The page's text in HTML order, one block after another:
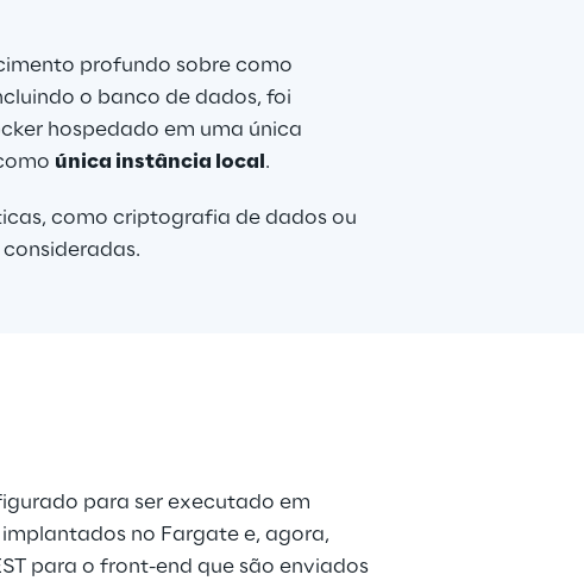
mais
profundo sobre como
o banco de dados, foi
hospedado em uma única
única instância local .
como criptografia de dados ou
para ser executado em
no Fargate e, agora,
para o front-end que são enviados